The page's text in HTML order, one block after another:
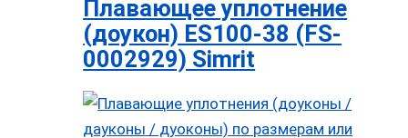
Плавающее уплотнение
(доукон) ES100-38 (FS-
0002929) Simrit